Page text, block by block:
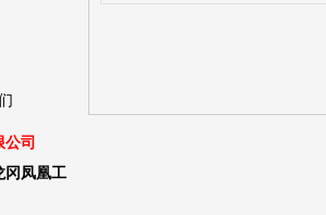
公司
凤凰工